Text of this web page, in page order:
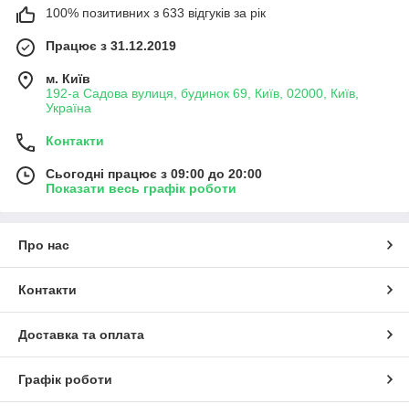
галогенні фари;
led фари;
лазерні фари;
неонові фари.
Автозапчастини Шевролле від
більш ніж 10000 стекол фар і корпусів фар для
іномарок;
якість автозапчастин Chevrolet перевіряється перед
Аксесуари для автотюнінгу від інтернет-магазину
FarFarLight
зроблять автосвітло вашого залізного коня ідеальним.
100% позитивних з 633 відгуків за рік
Працює з 31.12.2019
м. Київ
192-а Садова вулиця, будинок 69, Київ, 02000, Київ,
Україна
Контакти
Сьогодні працює з 09:00 до 20:00
Показати весь графік роботи
Про нас
Контакти
Доставка та оплата
Графік роботи